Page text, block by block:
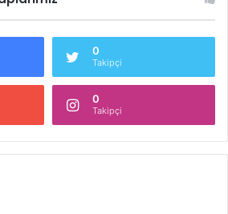
0
Takipçi
0
Takipçi